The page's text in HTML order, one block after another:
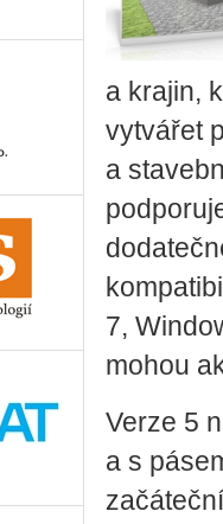
a krajin,
vytvářet
a
7,
mohou
Verze 5
a s